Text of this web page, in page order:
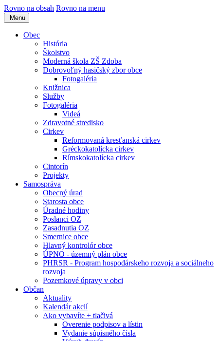
Rovno na obsah Rovno na menu
Menu
Obec
História
Školstvo
Moderná škola ZŠ Zdoba
Dobrovoľný hasičský zbor obce
Fotogaléria
Knižnica
Služby
Fotogaléria
Videá
Zdravotné stredisko
Cirkev
Reformovaná kresťanská cirkev
Gréckokatolícka cirkev
Rímskokatolícka cirkev
Cintorín
Projekty
Samospráva
Obecný úrad
Starosta obce
Úradné hodiny
Poslanci OZ
Zasadnutia OZ
Smernice obce
Hlavný kontrolór obce
ÚPNO - územný plán obce
PHRSR - Program hospodárskeho rozvoja a sociálneho
rozvoja
Pozemkové úpravy v obci
Občan
Aktuality
Kalendár akcií
Ako vybavíte + tlačivá
Overenie podpisov a lístin
Vydanie súpisného čísla